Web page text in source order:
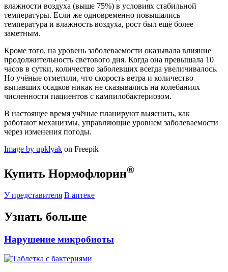
влажности воздуха (выше 75%) в условиях стабильной
температуры. Если же одновременно повышались
температура и влажность воздуха, рост был ещё более
заметным.
Кроме того, на уровень заболеваемости оказывала влияние
продолжительность светового дня. Когда она превышала 10
часов в сутки, количество заболевших всегда увеличивалось.
Но учёные отметили, что скорость ветра и количество
выпавших осадков никак не сказывались на колебаниях
численности пациентов с кампилобактериозом.
В настоящее время учёные планируют выяснить, как
работают механизмы, управляющие уровнем заболеваемости
через изменения погоды.
Image by upklyak on Freepik
Купить Нормофлорин®
У представителя В аптеке
Узнать больше
Нарушение микробиоты